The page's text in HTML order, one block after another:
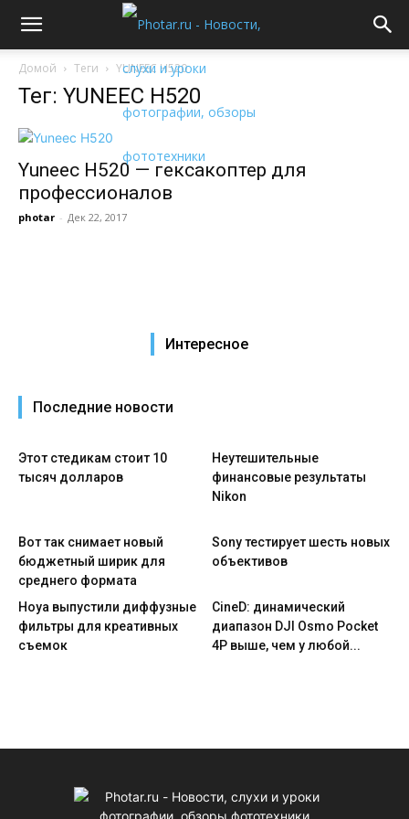
Домой Теги YUNEEC H520
Тег: YUNEEC H520
Yuneec H520 — гексакоптер для
профессионалов
photar - Дек 22, 2017
Интересное
Последние новости
Этот стедикам стоит 10
тысяч долларов
Неутешительные
финансовые результаты
Nikon
Вот так снимает новый
бюджетный ширик для
среднего формата
Sony тестирует шесть новых
объективов
Hoya выпустили диффузные
фильтры для креативных
съемок
CineD: динамический
диапазон DJI Osmo Pocket
4P выше, чем у любой...